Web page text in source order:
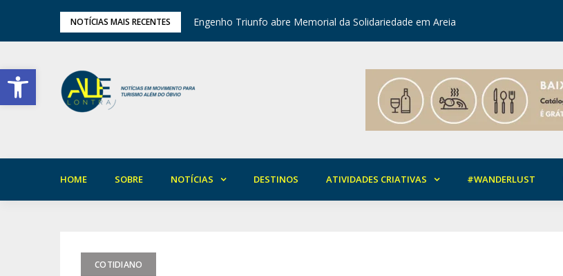
Barra de Ferramentas Aberta
NOTÍCIAS MAIS RECENTES
de Inverno das Serras Engenho Triunfo abre Memorial da Solidariedade em Areia
HOME SOBRE NOTÍCIAS DESTINOS ATIVIDADES CRIATIVAS #WANDERLUST
COTIDIANO